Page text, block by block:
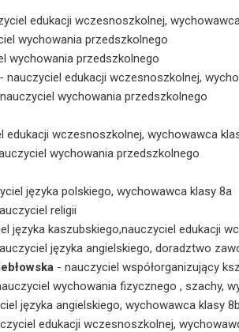
edukacji wczesnoszkolnej,
wychowania przedszkolnego
wychowania przedszkolnego
nauczyciel edukacji wczesnoszkolnej,
wychowania przedszkolnego
edukacji wczesnoszkolnej, wychowawca
wychowania przedszkolnego
języka polskiego, wychowawca klasy 8a
religii
języka kaszubskiego,nauczyciel edukacji
języka angielskiego, doradztwo
- nauczyciel współorganizujący
wychowania fizycznego , szachy,
języka angielskiego, wychowawca klasy 8b
edukacji wczesnoszkolnej,